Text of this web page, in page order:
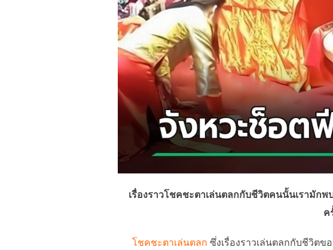
เรื่องราวโชคชะตาเล่นตลกกับชีวิตคนนั้นเรามักพ
ค
โชคชะตาเล่นตลก ซึ่งเรื่องราวเล่นตลกกับชีวิต